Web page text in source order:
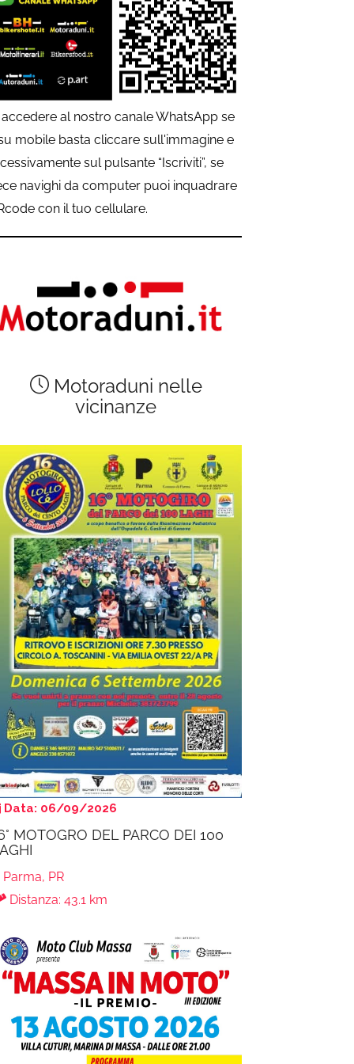
al nostro canale WhatsApp se
mobile basta cliccare sull'immagine e
sul pulsante “Iscriviti”, se
navighi da computer puoi inquadrare
con il tuo cellulare.
Motoraduni nelle
vicinanze
Data: 06/09/2026
MOTOGRO DEL PARCO DEI 100
Parma, PR
Distanza: 43.1 km